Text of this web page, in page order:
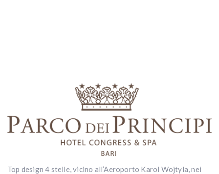
Top design 4 stelle, vicino all’Aeroporto Karol Wojtyla, nei